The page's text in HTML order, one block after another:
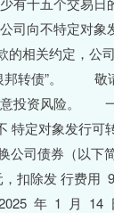
司向不特定对象
的相关约定，公
银邦转债”。 敬
意投资风险。
定对象发行可
司债券（以下简
扣除发 行费用
年 1 月 14